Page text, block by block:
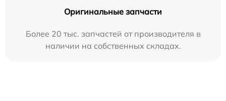
Оригинальные запчасти
Более 20 тыс. запчастей от производителя в
наличии на собственных складах.